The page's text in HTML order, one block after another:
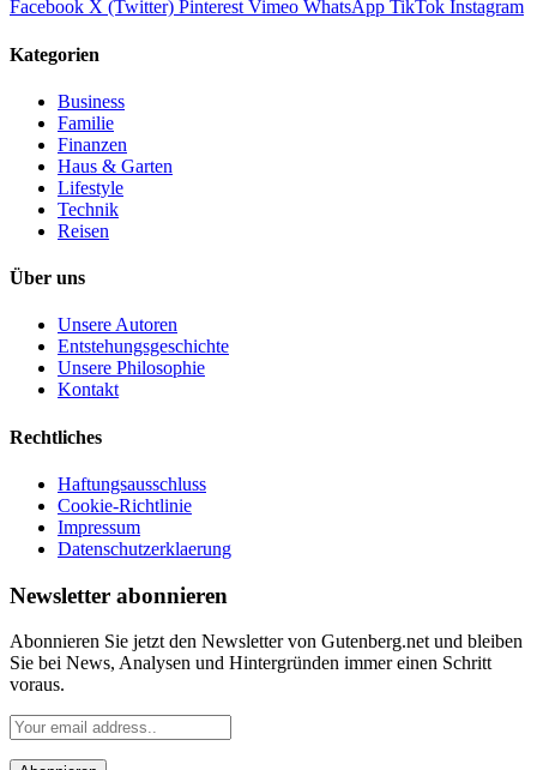
Facebook X (Twitter) Pinterest Vimeo WhatsApp TikTok Instagram
Kategorien
Business
Familie
Finanzen
Haus & Garten
Lifestyle
Technik
Reisen
Über uns
Unsere Autoren
Entstehungsgeschichte
Unsere Philosophie
Kontakt
Rechtliches
Haftungsausschluss
Cookie-Richtlinie
Impressum
Datenschutzerklaerung
Newsletter abonnieren
Abonnieren Sie jetzt den Newsletter von Gutenberg.net und bleiben
Sie bei News, Analysen und Hintergründen immer einen Schritt
voraus.